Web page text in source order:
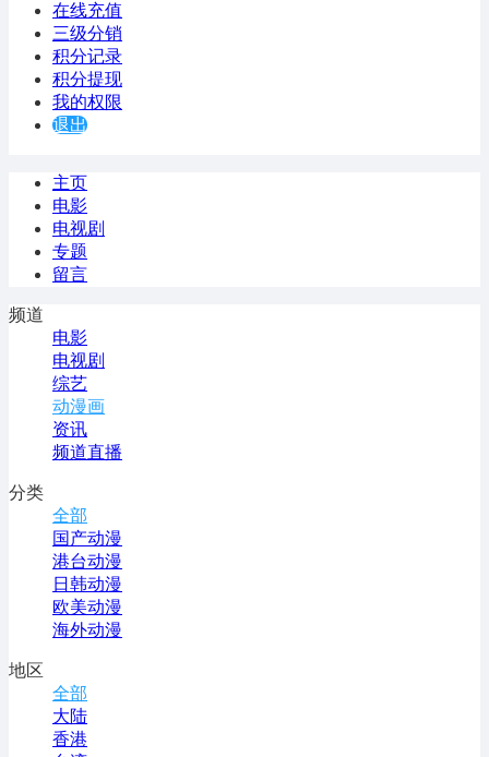
在线充值
三级分销
积分记录
积分提现
我的权限
退出
主页
电影
电视剧
专题
留言
频道
电影
电视剧
综艺
动漫画
资讯
频道直播
分类
全部
国产动漫
港台动漫
日韩动漫
欧美动漫
海外动漫
地区
全部
大陆
香港